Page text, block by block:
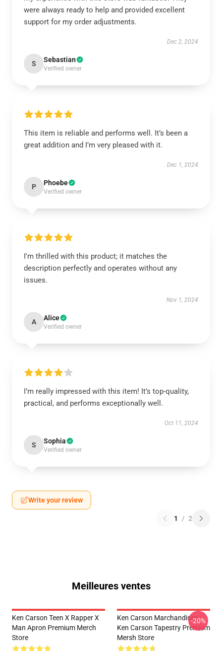
were always ready to help and provided excellent
support for my order adjustments.
Dec 2, 2024
S Sebastian
Verified owner
This item is reliable and performs well. It’s been a
great addition and I’m very pleased with it.
Dec 1, 2024
P Phoebe
Verified owner
I'm thrilled with this product; it matches the
description perfectly and operates without any
issues.
Nov 1, 2024
A Alice
Verified owner
I’m really impressed with this item! It’s top-quality,
practical, and performs exceptionally well.
Oct 11, 2024
S Sophia
Verified owner
Write your review
1 / 2
Meilleures ventes
Ken Carson Teen X Rapper X
Man Apron Premium Merch
Store
Ken Carson Marchandises
Ken Carson Tapestry Premium
Mersh Store
-20%